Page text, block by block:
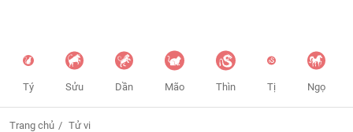
Tý Sửu Dần Mão Thìn Tị Ngọ
Trang chủ Tử vi